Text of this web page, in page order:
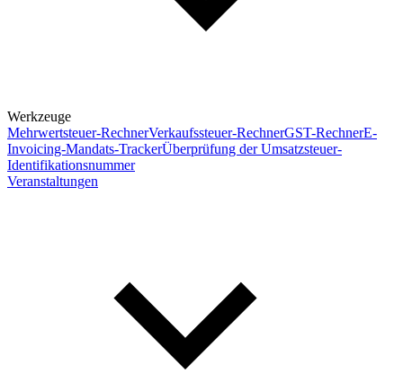
Werkzeuge
Mehrwertsteuer-RechnerVerkaufssteuer-RechnerGST-RechnerE-
Invoicing-Mandats-TrackerÜberprüfung der Umsatzsteuer-
Identifikationsnummer
Veranstaltungen